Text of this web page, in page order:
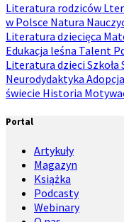
Literatura rodziców
w Polsce Natura
Literatura dziecięca
Edukacja leśna Talent
Literatura dzieciSzkoła
Neurodydaktyka Adopcja
świecie Historia
Portal
Artykuły
Magazyn
Książka
Podcasty
Webinary